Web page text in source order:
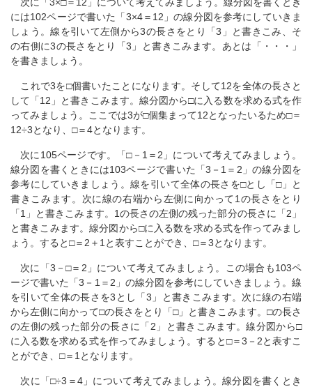
には102ページで書いた「3×4＝12」の線分図を参考にしていきま
しょう。線を引いて左側から3の長さをとり「3」と書きこみ、そ
の右側に3の長さをとり「3」と書きこみます。あとは「・・・」
を書きましょう。
これで3を□個書いたことになります。そして12を全体の長さと
して「12」と書きこみます。線分図から□に入る数を求める式を作
ってみましょう。ここでは3が□個集まって12となったいるため□＝
12÷3となり、□＝4となります。
次に105ページです。「□－1＝2」について考えてみましょう。
線分図を書くときには103ページで書いた「3－1＝2」の線分図を
参考にしていきましょう。線を引いて全体の長さを□とし「□」と
書きこみます。次に線の右端から左側に向かって1の長さをとり
「1」と書きこみます。1の長さの左側の残った部分の長さに「2」
と書きこみます。線分図から□に入る数を求める式を作ってみまし
ょう。すると□＝2＋1と表すことができ、□＝3となります。
次に「3－□＝2」について考えてみましょう。この場合も103ペ
ージで書いた「3－1＝2」の線分図を参考にしていきましょう。線
を引いて全体の長さを3とし「3」と書きこみます。次に線の右端
から左側に向かって□の長さをとり「□」と書きこみます。□の長さ
の左側の残った部分の長さに「2」と書きこみます。線分図から□
に入る数を求める式を作ってみましょう。すると□＝3－2と表すこ
とができ、□＝1となります。
次に「□÷3＝4」について考えてみましょう。線分図を書くとき